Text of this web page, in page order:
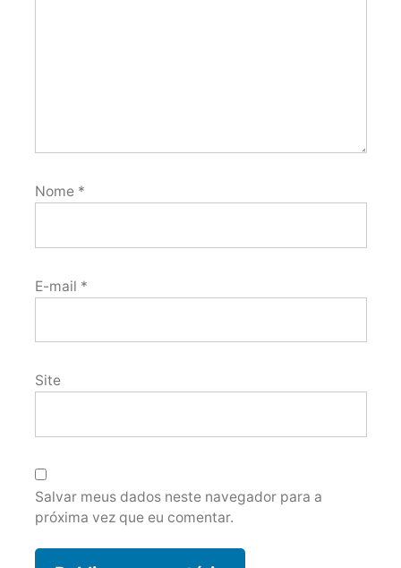
Nome *
E-mail *
Site
Salvar meus dados neste navegador para a
próxima vez que eu comentar.